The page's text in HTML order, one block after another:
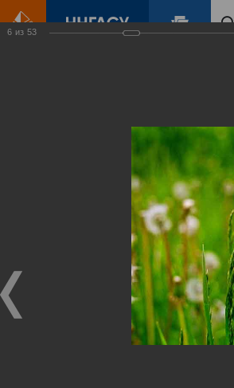
Виртуальные
выставки
6 из 53